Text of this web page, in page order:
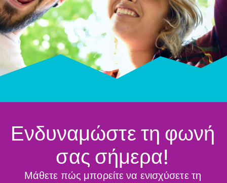
Ενδυναμώστε τη φωνή
σας σήμερα!
Μάθετε πώς μπορείτε να ενισχύσετε τη